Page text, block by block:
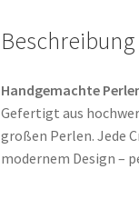
Beschreibung
Handgemachte
Gefertigt aus
großen Perlen. Jede
modernem Design –